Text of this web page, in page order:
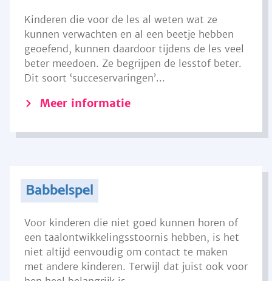
Kinderen die voor de les al weten wat ze
kunnen verwachten en al een beetje hebben
geoefend, kunnen daardoor tijdens de les veel
beter meedoen. Ze begrijpen de lesstof beter.
Dit soort ‘succeservaringen’...
Meer informatie
Babbelspel
Voor kinderen die niet goed kunnen horen of
een taalontwikkelingsstoornis hebben, is het
niet altijd eenvoudig om contact te maken
met andere kinderen. Terwijl dat juist ook voor